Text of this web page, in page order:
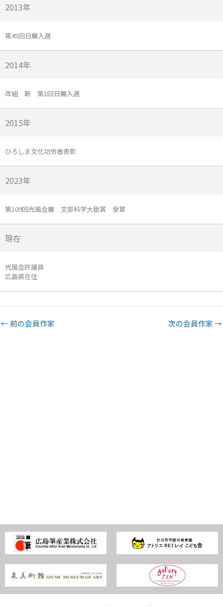
2013年
第45回日展入選
2014年
改組 新 第1回日展入選
2015年
ひろしま文化功労者表彰
2023年
第109回光風会展 文部科学大臣賞 受賞
現在
光風会評議員
広島県在住
← 前の会員作家 次の会員作家→